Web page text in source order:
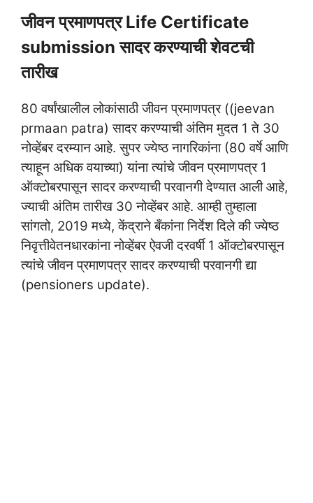
जीवन प्रमाणपत्र Life Certificate
submission सादर करण्याची शेवटची
तारीख
80 वर्षांखालील लोकांसाठी जीवन प्रमाणपत्र ((jeevan
prmaan patra) सादर करण्याची अंतिम मुदत 1 ते 30
नोव्हेंबर दरम्यान आहे. सुपर ज्येष्ठ नागरिकांना (80 वर्षे आणि
त्याहून अधिक वयाच्या) यांना त्यांचे जीवन प्रमाणपत्र 1
ऑक्टोबरपासून सादर करण्याची परवानगी देण्यात आली आहे,
ज्याची अंतिम तारीख 30 नोव्हेंबर आहे. आम्ही तुम्हाला
सांगतो, 2019 मध्ये, केंद्राने बँकांना निर्देश दिले की ज्येष्ठ
निवृत्तीवेतनधारकांना नोव्हेंबर ऐवजी दरवर्षी 1 ऑक्टोबरपासून
त्यांचे जीवन प्रमाणपत्र सादर करण्याची परवानगी द्या
(pensioners update).